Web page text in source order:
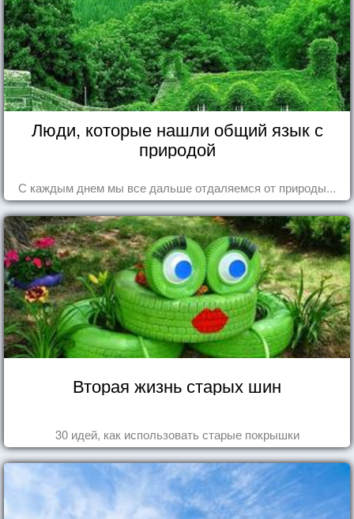
Люди, которые нашли общий язык с
природой
С каждым днем мы все дальше отдаляемся от природы...
Вторая жизнь старых шин
30 идей, как использовать старые покрышки